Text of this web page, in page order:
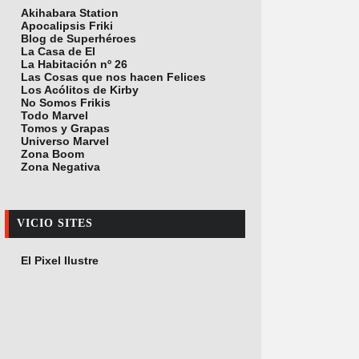
Akihabara Station
Apocalipsis Friki
Blog de Superhéroes
La Casa de El
La Habitación nº 26
Las Cosas que nos hacen Felices
Los Acólitos de Kirby
No Somos Frikis
Todo Marvel
Tomos y Grapas
Universo Marvel
Zona Boom
Zona Negativa
VICIO SITES
El Pixel Ilustre